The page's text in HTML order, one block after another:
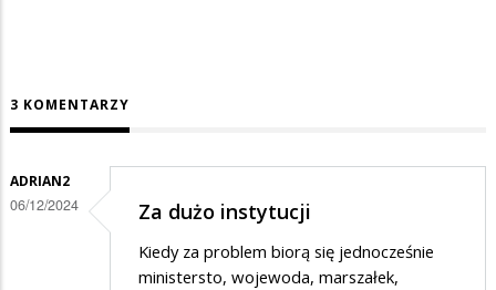
3 KOMENTARZY
ADRIAN2
06/12/2024 Za dużo instytucji
Kiedy za problem biorą się jednocześnie
ministersto, wojewoda, marszałek,